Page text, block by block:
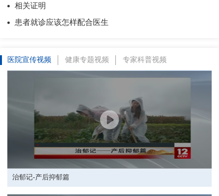
教育培训
合作支援
相关证明
患者就诊应该怎样配合医生
医院宣传视频 健康专题视频 专家科普视频
治郁记-产后抑郁篇